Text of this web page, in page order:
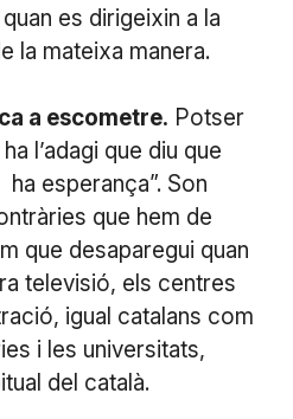
es dirigeixin a la
la mateixa manera.
a escometre. Potser
l’adagi que diu que
esperança”. Son
que hem de
que desaparegui quan
televisió, els centres
igual catalans com
i les universitats,
del català.